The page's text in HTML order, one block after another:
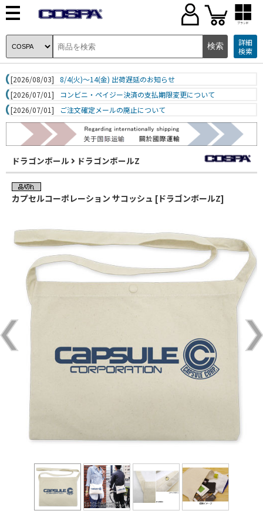
ブランド
詳細
検索
[2026/08/03]
8/4(火)～14(金) 出荷遅延のお知らせ
[2026/07/01]
コンビニ・ペイジー決済の支払期限変更について
[2026/07/01]
ご注文確定メールの廃止について
ドラゴンボール ドラゴンボールZ
カプセルコーポレーション サコッシュ [ドラゴンボールZ]